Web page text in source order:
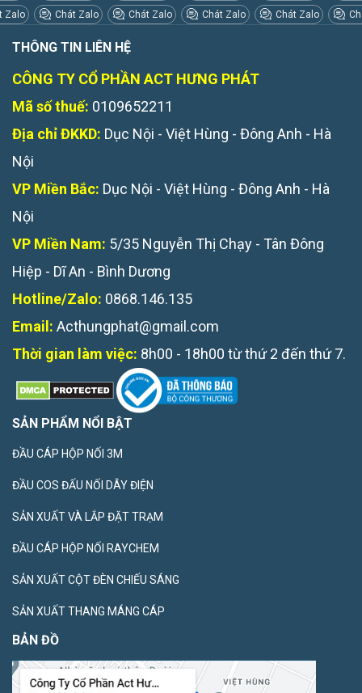
Zalo Chát Zalo Chát Zalo Chát Zalo Chát Zalo
THÔNG TIN LIÊN HỆ
CÔNG TY CỔ PHẦN ACT HƯNG PHÁT
Mã số thuế: 0109652211
Địa chỉ ĐKKD: Dục Nội - Việt Hùng - Đông Anh - Hà
Nội
VP Miền Bắc: Dục Nội - Việt Hùng - Đông Anh - Hà
Nội
VP Miền Nam: 5/35 Nguyễn Thị Chạy - Tân Đông
Hiệp - Dĩ An - Bình Dương
Hotline/Zalo: 0868.146.135
Email: Acthungphat@gmail.com
Thời gian làm việc: 8h00 - 18h00 từ thứ 2 đến thứ 7.
SẢN PHẨM NỔI BẬT
ĐẦU CÁP HỘP NỐI 3M
ĐẦU COS ĐẤU NỐI DÂY ĐIỆN
SẢN XUẤT VÀ LẮP ĐẶT TRẠM
ĐẦU CÁP HỘP NỐI RAYCHEM
SẢN XUẤT CỘT ĐÈN CHIẾU SÁNG
SẢN XUẤT THANG MÁNG CÁP
BẢN ĐỒ